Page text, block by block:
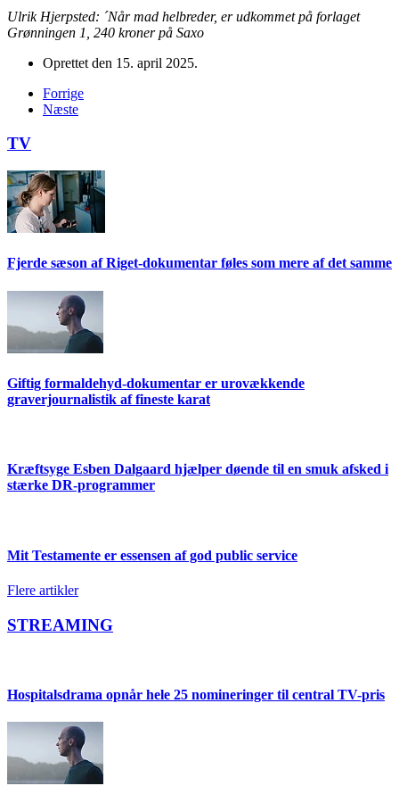
Ulrik Hjerpsted: ´Når mad helbreder, er udkommet på forlaget
Grønningen 1, 240 kroner på Saxo
Oprettet den 15. april 2025.
Forrige
Næste
TV
Fjerde sæson af Riget-dokumentar føles som mere af det samme
Giftig formaldehyd-dokumentar er urovækkende
graverjournalistik af fineste karat
Kræftsyge Esben Dalgaard hjælper døende til en smuk afsked i
stærke DR-programmer
Mit Testamente er essensen af god public service
Flere artikler
STREAMING
Hospitalsdrama opnår hele 25 nomineringer til central TV-pris